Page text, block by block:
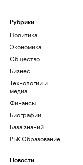
Рубрики
Политика
Экономика
Общество
Бизнес
Технологии и
медиа
Финансы
Биографии
База знаний
РБК Образование
Новости